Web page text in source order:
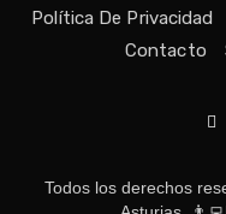
Política De Privacidad
Contacto
Todos los derechos